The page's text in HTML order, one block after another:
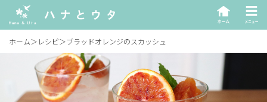
ホーム＞ レシピ＞ブラッドオレンジのスカッシュ